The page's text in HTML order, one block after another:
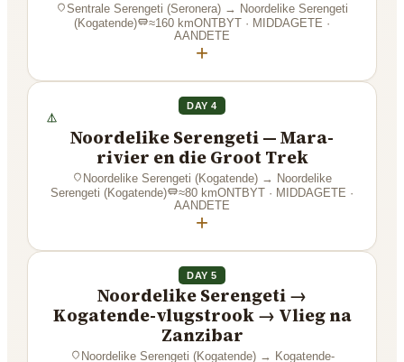
Sentrale Serengeti (Seronera) → Noordelike Serengeti
(Kogatende)
≈160 kmONTBYT · MIDDAGETE ·
AANDETE
+
DAY 4
Noordelike Serengeti — Mara-
rivier en die Groot Trek
Noordelike Serengeti (Kogatende) → Noordelike
Serengeti (Kogatende)
≈80 kmONTBYT · MIDDAGETE ·
AANDETE
+
DAY 5
Noordelike Serengeti →
Kogatende-vlugstrook → Vlieg na
Zanzibar
Noordelike Serengeti (Kogatende)→ Kogatende-